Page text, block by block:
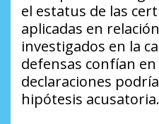
el estatus de las
aplicadas en
investigados en la
defensas confían en
declaraciones
hipótesis acusatoria.